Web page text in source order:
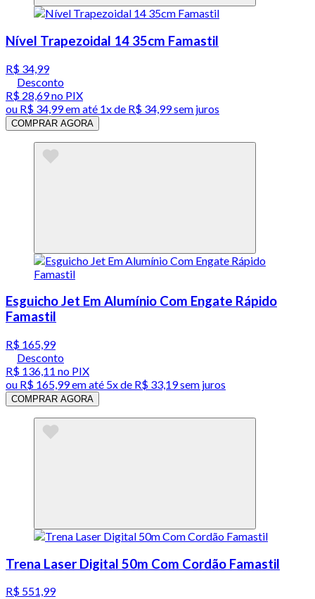
Nível Trapezoidal 14 35cm Famastil
R$ 34,99
Desconto
R$ 28,69no PIX
ou R$ 34,99em até 1x de R$ 34,99sem juros
COMPRAR AGORA
Esguicho Jet Em Alumínio Com Engate Rápido
Famastil
R$ 165,99
Desconto
R$ 136,11 no PIX
ou R$ 165,99em até 5x de R$ 33,19 sem juros
COMPRAR AGORA
Trena Laser Digital 50m Com Cordão Famastil
R$ 551,99